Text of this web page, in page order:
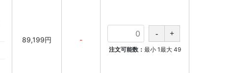
89,199円 -
注文可能数： 最小 1最大 49